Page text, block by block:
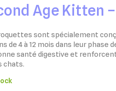
Age Kitten
sont spécialement
de 4 à 12 mois dans leur phase
santé digestive et
chats.